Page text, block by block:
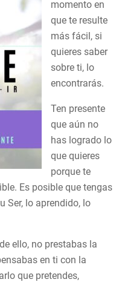
momento en
que te resulte
más fácil, si
quieres saber
sobre ti, lo
encontrarás.
Ten presente
que aún no
has logrado lo
que quieres
porque te
Es posible que tengas
Ser, lo aprendido, lo
ello, no prestabas la
en ti con la
que pretendes,